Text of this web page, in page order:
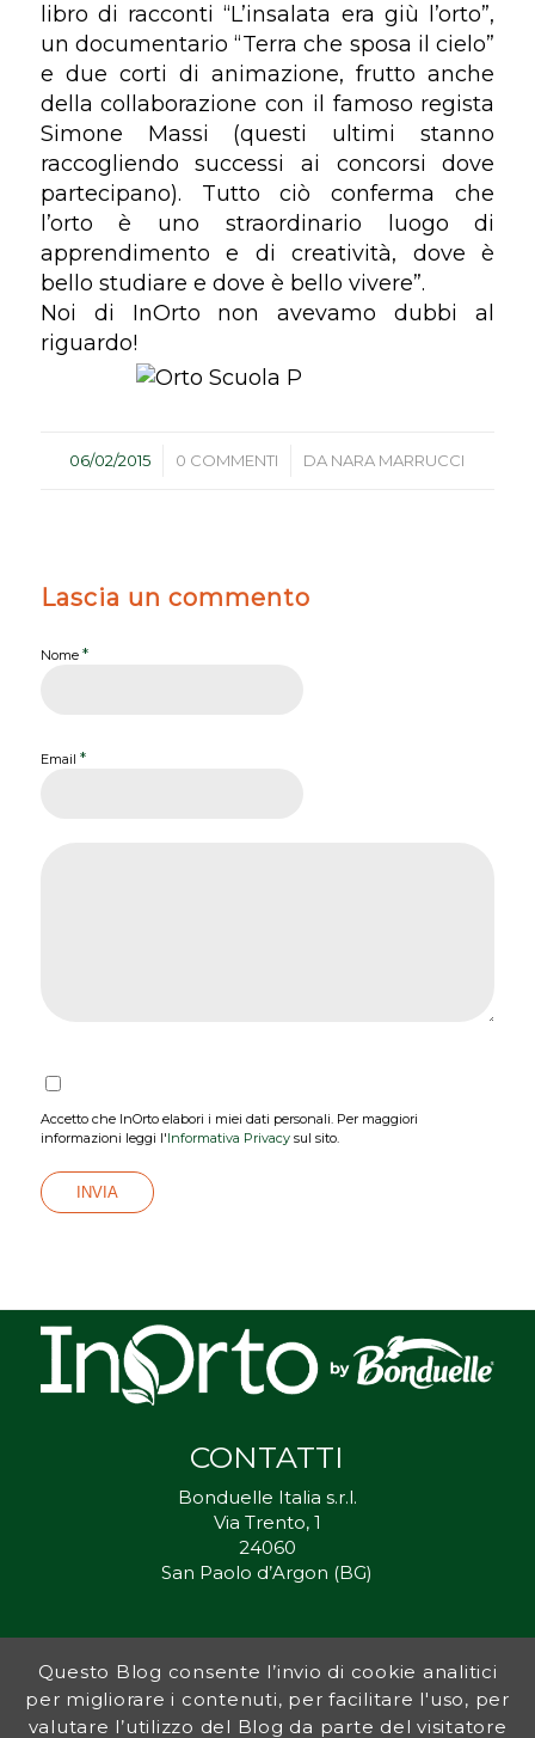
libro di racconti “L’insalata era giù l’orto”,
un documentario “Terra che sposa il cielo”
e due corti di animazione, frutto anche
della collaborazione con il famoso regista
Simone Massi (questi ultimi stanno
raccogliendo successi ai concorsi dove
partecipano). Tutto ciò conferma che
l’orto è uno straordinario luogo di
apprendimento e di creatività, dove è
bello studiare e dove è bello vivere”.
Noi di InOrto non avevamo dubbi al
riguardo!
06/02/2015
/ 0 COMMENTI
/ DA NARA MARRUCCI
Lascia un commento
Nome *
Email *
Accetto che InOrto elabori i miei dati personali. Per maggiori
informazioni leggi l'Informativa Privacysul sito.
CONTATTI
Bonduelle Italia s.r.l.
Via Trento, 1
24060
San Paolo d’Argon (BG)
Inorto.org è dal 2011 il punto di riferimento per gli ortisti italiani, e
fornisce preziosi consigli sia ai più esperti che a nuovi interessati.
L’obiettivo di Bonduelle è ispirare la transizione verso una dieta a
Questo Blog consente l’invio di cookie analitici
per migliorare i contenuti, per facilitare l'uso, per
valutare l’utilizzo del Blog da parte del visitatore